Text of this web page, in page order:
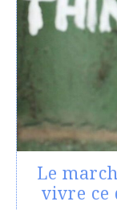
Le
vivre ce